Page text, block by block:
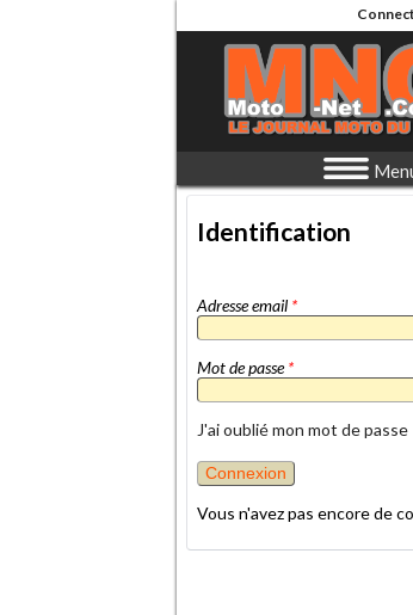
Identification
Adresse email *
Mot de passe*
J'ai oublié mon mot de passe
Vous n'avez pas encore de